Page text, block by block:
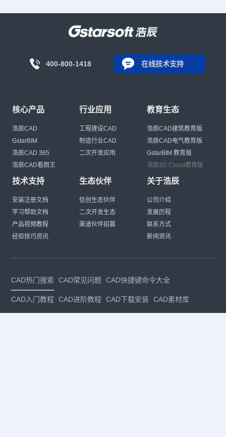
400-800-1418 在线技术支持
核心产品
浩辰CAD
GstarBIM
浩辰CAD 365
浩辰CAD看图王
行业应用
工程建设CAD
制造行业CAD
二次开发应用
教育生态
浩辰CAD建筑教育版
浩辰CAD电气教育版
GstarBIM 教育版
浩辰3D Cloud教育版
技术支持
安装注册文档
学习帮助文档
产品视频教程
经验技巧资讯
生态伙伴
信创生态伙伴
二次开发生态
渠道伙伴招募
关于浩辰
公司介绍
发展历程
联系方式
新闻资讯
CAD热门搜索 CAD常见问题 CAD快捷键命令大全
CAD入门教程 CAD进阶教程 CAD下载安装 CAD素材库